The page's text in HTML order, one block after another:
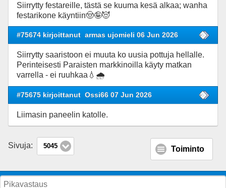
Siirrytty festareille, tästä se kuuma kesä alkaa; wanha
festarikone käyntiin🤠🤪😈
#75674 kirjoittanut armas ujomieli 06 Jun 2026
Siirrytty saaristoon ei muuta ko uusia pottuja hellalle.
Perinteisesti Paraisten markkinoilla käyty matkan
varrella - ei ruuhkaa💧🌧
#75675 kirjoittanut Ossi66 07 Jun 2026
Liimasin paneelin katolle.
Sivuja: 5045 Toiminto